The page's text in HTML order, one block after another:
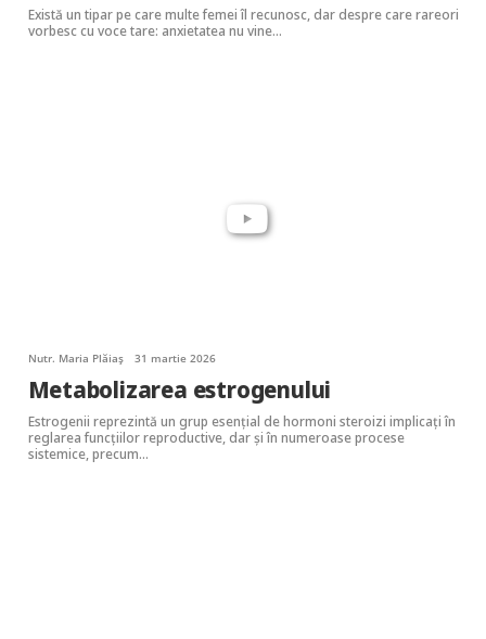
Există un tipar pe care multe femei îl recunosc, dar despre care rareori
vorbesc cu voce tare: anxietatea nu vine…
Nutr. Maria Plăiaș 31 martie 2026
Metabolizarea estrogenului
Estrogenii reprezintă un grup esențial de hormoni steroizi implicați în
reglarea funcțiilor reproductive, dar și în numeroase procese
sistemice, precum…